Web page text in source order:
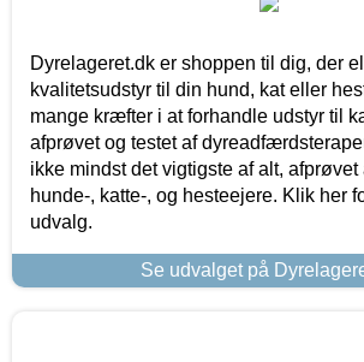
Dyrelageret.dk er shoppen til dig, der
kvalitetsudstyr til din hund, kat eller
mange kræfter i at forhandle udstyr til
afprøvet og testet af
ikke mindst det vigtigste af alt, afprøvet
hunde-, katte-, og hesteejere. Klik her
udvalg.
Se udvalget på